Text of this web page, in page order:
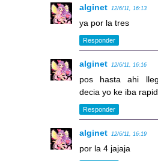
alginet 12/6/11, 16:13
ya por la tres
Responder
alginet 12/6/11, 16:16
pos hasta ahi
decia yo ke iba
Responder
alginet 12/6/11, 16:19
por la 4 jajaja